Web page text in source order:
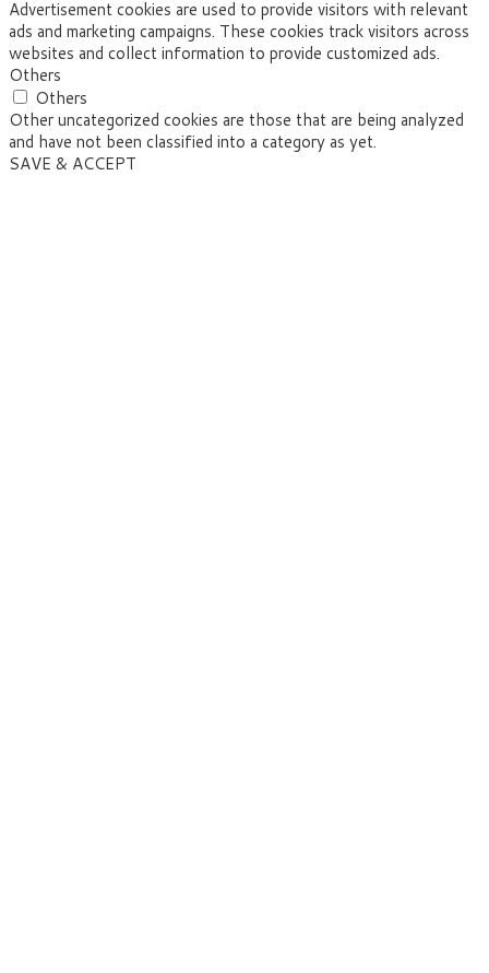
Advertisement cookies are used to provide visitors with relevant
ads and marketing campaigns. These cookies track visitors across
websites and collect information to provide customized ads.
Others
Others
Other uncategorized cookies are those that are being analyzed
and have not been classified into a category as yet.
SAVE & ACCEPT